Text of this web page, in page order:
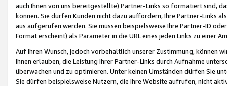
auch Ihnen von uns bereitgestellte) Partner-Links so formatiert sind,
können. Sie dürfen Kunden nicht dazu auffordern, Ihre Partner-Links
aus aufgerufen werden. Sie müssen beispielsweise Ihre Partner-ID
Format erscheint) als Parameter in die URL eines jeden Links zu einer
Auf Ihren Wunsch, jedoch vorbehaltlich unserer Zustimmung, können
Ihnen erlauben, die Leistung Ihrer Partner-Links durch Aufnahme
überwachen und zu optimieren. Unter keinen Umständen dürfen Sie
Sie dürfen beispielsweise Nutzern, die Ihre Website aufrufen, nicht